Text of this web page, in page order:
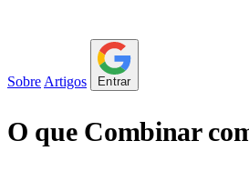
Sobre Artigos Entrar
O que Combinar